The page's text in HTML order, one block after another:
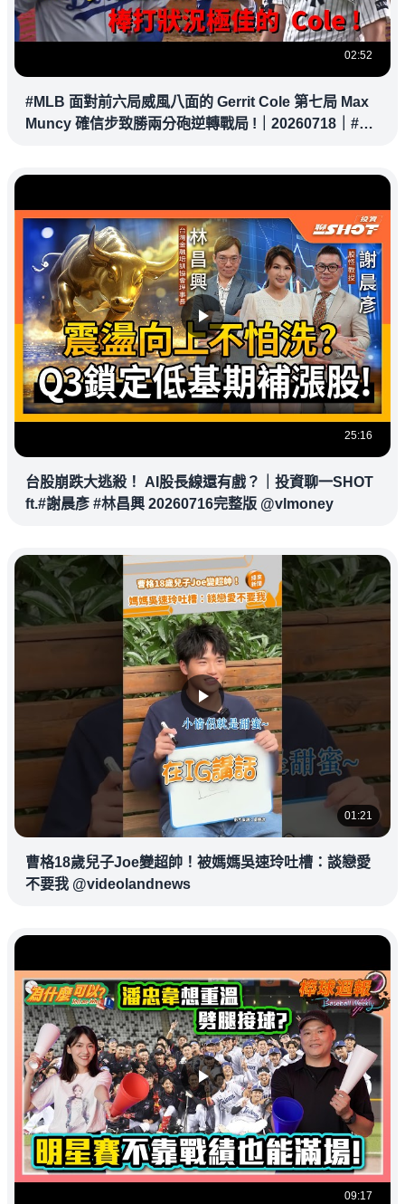
02:52
#MLB 面對前六局威風八面的 Gerrit Cole 第七局 Max
Muncy 確信步致勝兩分砲逆轉戰局 !｜20260718｜#洛
25:16
台股崩跌大逃殺！ AI股長線還有戲？｜投資聊一SHOT
ft.#謝晨彥 #林昌興 20260716完整版 @vlmoney
01:21
曹格18歲兒子Joe變超帥！被媽媽吳速玲吐槽：談戀愛
不要我 @videolandnews
09:17